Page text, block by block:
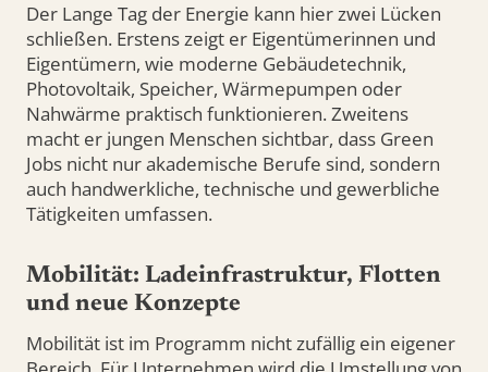
Der Lange Tag der Energie kann hier zwei Lücken
schließen. Erstens zeigt er Eigentümerinnen und
Eigentümern, wie moderne Gebäudetechnik,
Photovoltaik, Speicher, Wärmepumpen oder
Nahwärme praktisch funktionieren. Zweitens
macht er jungen Menschen sichtbar, dass Green
Jobs nicht nur akademische Berufe sind, sondern
auch handwerkliche, technische und gewerbliche
Tätigkeiten umfassen.
Mobilität: Ladeinfrastruktur, Flotten
und neue Konzepte
Mobilität ist im Programm nicht zufällig ein eigener